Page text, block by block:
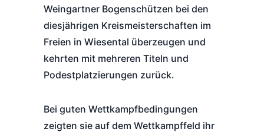
Weingartner Bogenschützen bei den
diesjährigen Kreismeisterschaften im
Freien in Wiesental überzeugen und
kehrten mit mehreren Titeln und
Podestplatzierungen zurück.
Bei guten Wettkampfbedingungen
zeigten sie auf dem Wettkampffeld ihr